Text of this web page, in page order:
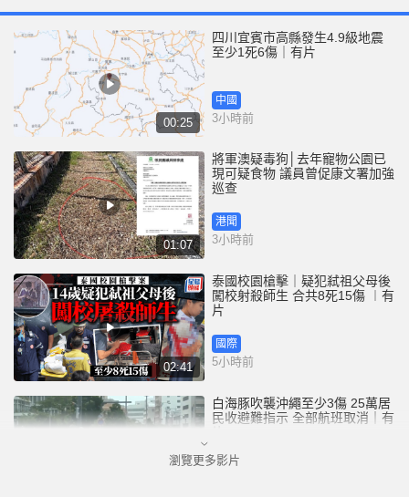
00:25
四川宜賓市高縣發生4.9級地震
至少1死6傷｜有片
中國
3小時前
01:07
將軍澳疑毒狗│去年寵物公園已
現可疑食物 議員曾促康文署加強
巡查
港聞
3小時前
02:41
泰國校園槍擊｜疑犯弒祖父母後
闖校射殺師生 合共8死15傷 ︱有
片
國際
5小時前
白海豚吹襲沖繩至少3傷 25萬居
民收避難指示 全部航班取消｜有
國際
瀏覽更多影片